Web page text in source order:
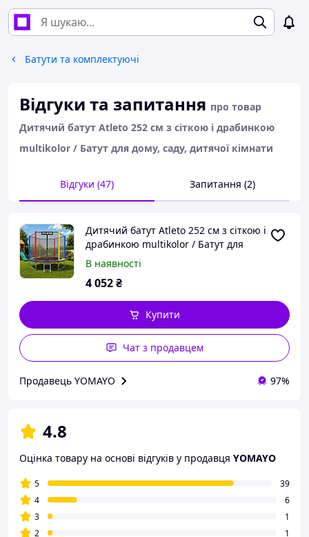
Батути та комплектуючі
Відгуки та запитання про товар
Дитячий батут Atleto 252 см з сіткою і драбинкою
multikolor / Батут для дому, саду, дитячої кімнати
Відгуки (47) Запитання (2)
Дитячий батут Atleto 252 см з сіткою і
драбинкою multikolor / Батут для
дому, саду, дитячої кімнати
В наявності
4 052₴
Купити
Чат з продавцем
Продавець YOMAYO 97%
4.8
Оцінка товару на основі відгуків у продавця YOMAYO
5
39
4
6
3
1
2
1